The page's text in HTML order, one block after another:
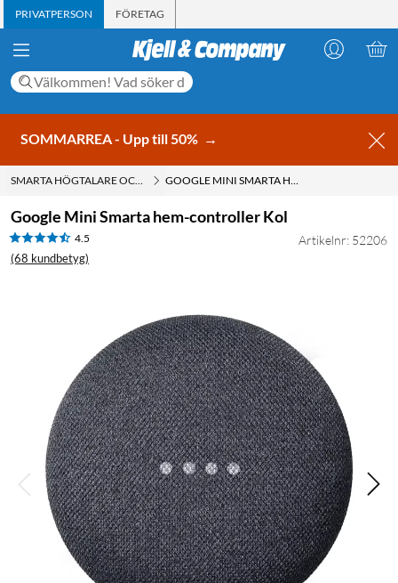
PRIVATPERSON FÖRETAG
SOMMARREA - Upp till 50% →
SMARTA HÖGTALARE OCH RÖSTASSISTENTER GOOGLE MINI SMARTA HEM-CONTROLLER KOL
Google Mini Smarta hem-controller Kol
4.5
(68 kundbetyg)
Artikelnr: 52206